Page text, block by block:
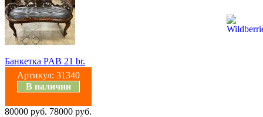
Банкетка PAB 21 br.
Артикул: 31340
В наличии
80000 руб. 78000 руб.